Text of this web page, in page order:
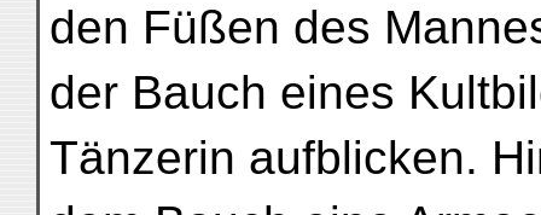
den Füßen des
der Bauch eines
Tänzerin aufblicken.